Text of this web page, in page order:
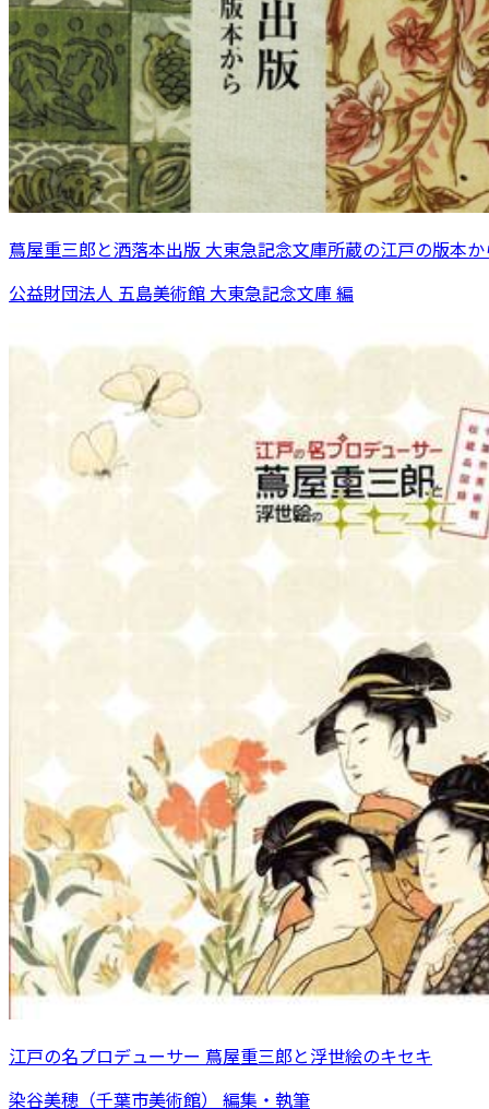
蔦屋重三郎と洒落本出版 大東急記念文庫所蔵の江戸の版本
公益財団法人 五島美術館 大東急記念文庫 編
江戸の名プロデューサー 蔦屋重三郎と浮世絵のキセキ
染谷美穂（千葉市美術館） 編集・執筆